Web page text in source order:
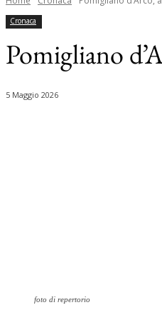
Cronaca
Pomigliano
5 Maggio 2026
foto di repertorio